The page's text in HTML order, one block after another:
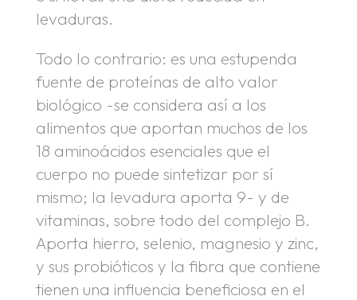
levaduras.
Todo lo contrario: es una estupenda
fuente de proteínas de alto valor
biológico -se considera así a los
alimentos que aportan muchos de los
18 aminoácidos esenciales que el
cuerpo no puede sintetizar por sí
mismo; la levadura aporta 9- y de
vitaminas, sobre todo del complejo B.
Aporta hierro, selenio, magnesio y zinc,
y sus probióticos y la fibra que contiene
tienen una influencia beneficiosa en el